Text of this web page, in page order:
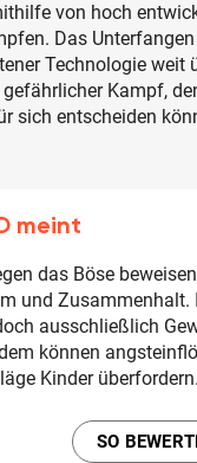
von hoch
Das
Technologie weit
Kampf,
sich entscheiden
meint
das Böse
und
ausschließlich
können
Kinder überfordern.
SO